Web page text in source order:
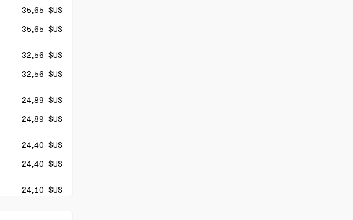
35,65 $US
35,65 $US
32,56 $US
32,56 $US
24,89 $US
24,89 $US
24,40 $US
24,40 $US
24,10 $US